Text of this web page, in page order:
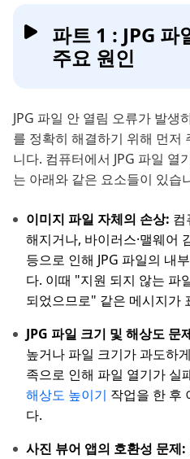
파트 1 : JPG 파
주요 원인
JPG 파일 안 열림 오류가 발생
를 정확히 해결하기 위해 먼저
니다. 컴퓨터에서 JPG 파일 열
는 아래와 같은 요소들이 있습
이미지 파일 자체의 손상: 컴
해지거나, 바이러스·맬웨어
등으로 인해 JPG 파일의 내
다. 이때 "지원 되지 않는 파
되었으므로" 같은 메시지가
JPG 파일 크기 및 해상도 문
높거나 파일 크기가 과도하
족으로 인해 파일 열기가 실
해상도 높이기 작업을 한 후
다.
사진 뷰어 앱의 호환성 문제: